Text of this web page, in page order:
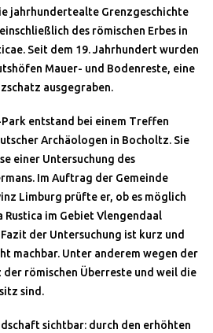
jahrhundertealte Grenzgeschichte
des römischen Erbes in
Seit dem 19. Jahrhundert wurden
Mauer- und Bodenreste, eine
ausgegraben.
entstand bei einem Treffen
Archäologen in Bocholtz. Sie
einer Untersuchung des
Im Auftrag der Gemeinde
Limburg prüfte er, ob es möglich
Rustica im Gebiet Vlengendaal
der Untersuchung ist kurz und
machbar. Unter anderem wegen der
römischen Überreste und weil die
sind.
sichtbar: durch den erhöhten